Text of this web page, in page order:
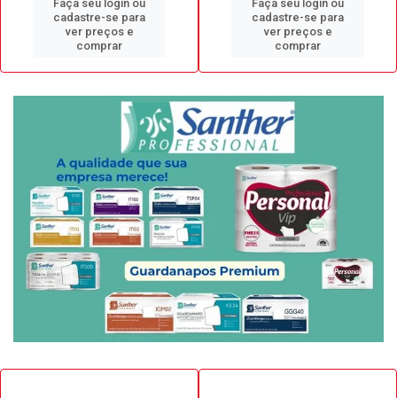
Faça seu login ou
cadastre-se para
ver preços e
comprar
Faça seu login ou
cadastre-se para
ver preços e
comprar